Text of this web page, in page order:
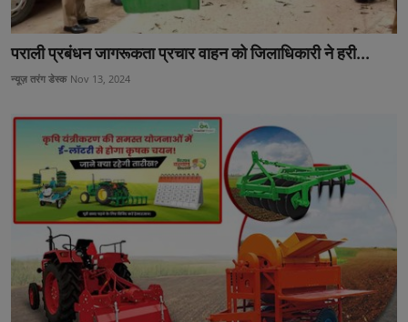
पराली प्रबंधन जागरूकता प्रचार वाहन को जिलाधिकारी ने हरी...
न्यूज़ तरंग डेस्क Nov 13, 2024